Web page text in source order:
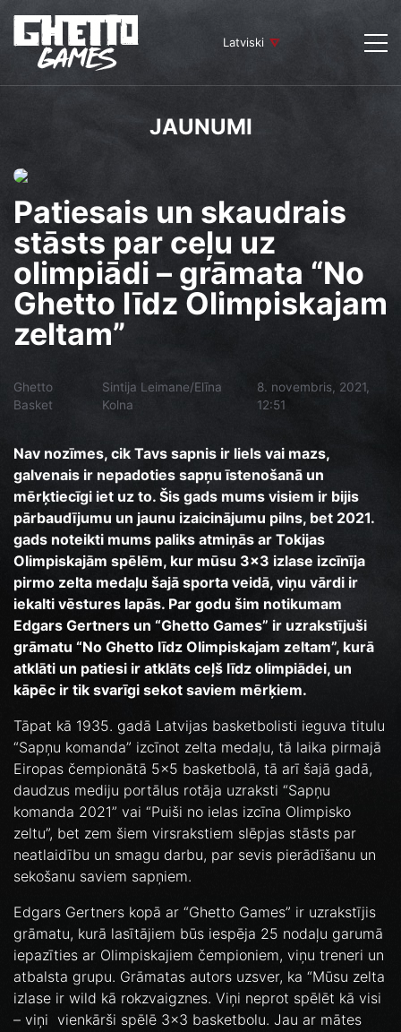
Latviski
JAUNUMI
Patiesais un skaudrais
stāsts par ceļu uz
olimpiādi – grāmata “No
Ghetto līdz Olimpiskajam
zeltam”
Ghetto
Basket
Sintija Leimane/Elīna
Kolna
8. novembris, 2021,
12:51
Nav nozīmes, cik Tavs sapnis ir liels vai mazs,
galvenais ir nepadoties sapņu īstenošanā un
mērķtiecīgi iet uz to. Šis gads mums visiem ir bijis
pārbaudījumu un jaunu izaicinājumu pilns, bet 2021.
gads noteikti mums paliks atmiņās ar Tokijas
Olimpiskajām spēlēm, kur mūsu 3x3 izlase izcīnīja
pirmo zelta medaļu šajā sporta veidā, viņu vārdi ir
iekalti vēstures lapās. Par godu šim notikumam
Edgars Gertners un “Ghetto Games” ir uzrakstījuši
grāmatu “No Ghetto līdz Olimpiskajam zeltam”, kurā
atklāti un patiesi ir atklāts ceļš līdz olimpiādei, un
kāpēc ir tik svarīgi sekot saviem mērķiem.
Tāpat kā 1935. gadā Latvijas basketbolisti ieguva titulu
“Sapņu komanda” izcīnot zelta medaļu, tā laika pirmajā
Eiropas čempionātā 5x5 basketbolā, tā arī šajā gadā,
daudzus mediju portālus rotāja uzraksti “Sapņu
komanda 2021” vai “Puiši no ielas izcīna Olimpisko
zeltu”, bet zem šiem virsrakstiem slēpjas stāsts par
neatlaidību un smagu darbu, par sevis pierādīšanu un
sekošanu saviem sapņiem.
Edgars Gertners kopā ar “Ghetto Games” ir uzrakstījis
grāmatu, kurā lasītājiem būs iespēja 25 nodaļu garumā
iepazīties ar Olimpiskajiem čempioniem, viņu treneri un
atbalsta grupu. Grāmatas autors uzsver, ka “Mūsu zelta
izlase ir wild kā rokzvaigznes. Viņi neprot spēlēt kā visi
– viņi vienkārši spēlē 3x3 basketbolu. Jau ar mātes